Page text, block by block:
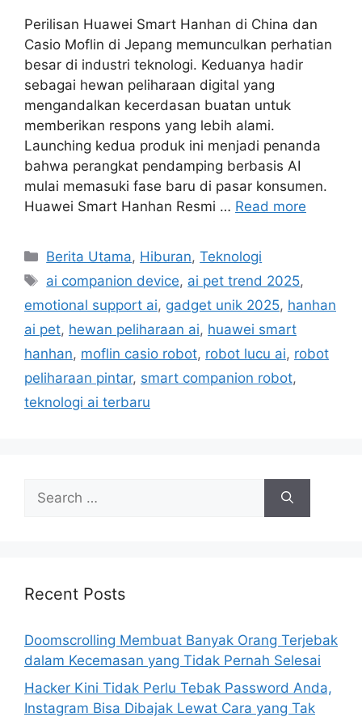
Perilisan Huawei Smart Hanhan di China dan
Casio Moflin di Jepang memunculkan perhatian
besar di industri teknologi. Keduanya hadir
sebagai hewan peliharaan digital yang
mengandalkan kecerdasan buatan untuk
memberikan respons yang lebih alami.
Launching kedua produk ini menjadi penanda
bahwa perangkat pendamping berbasis AI
mulai memasuki fase baru di pasar konsumen.
Huawei Smart Hanhan Resmi … Read more
C
a
e
g
o
r
i
Berita Utama, Hiburan,Teknologi
T
a
s
ai companion device, ai pet trend 2025,
emotional support ai, gadget unik 2025, hanhan
ai pet, hewan peliharaan ai, huawei smart
hanhan, moflin casio robot, robot lucu ai, robot
peliharaan pintar, smart companion robot,
teknologi ai terbaru
h
r
:
Recent Posts
Doomscrolling Membuat Banyak Orang Terjebak
dalam Kecemasan yang Tidak Pernah Selesai
Hacker Kini Tidak Perlu Tebak Password Anda,
Instagram Bisa Dibajak Lewat Cara yang Tak